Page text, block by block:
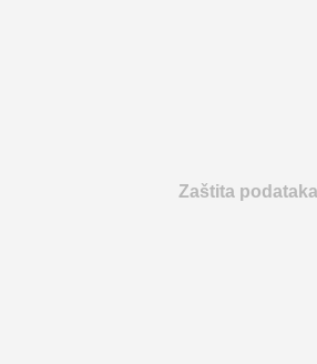
Zaštita podataka